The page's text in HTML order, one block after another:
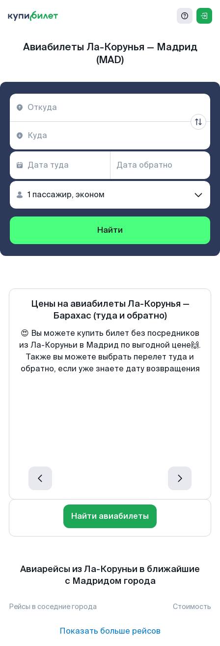
Авиабилеты Ла-Корунья — Мадрид
(MAD)
Найти
Цены на авиабилеты Ла-Корунья —
Барахас (туда и обратно)
😍 Вы можете купить билет без посредников
из Ла-Коруньи в Мадрид по выгодной цене🙌.
Также вы можете выбрать перелет туда и
обратно, если уже знаете дату возвращения
Найти авиабилеты
Авиарейсы из Ла-Коруньи в ближайшие
с Мадридом города
Рейсы в соседние города Стоимость
Показать больше рейсов